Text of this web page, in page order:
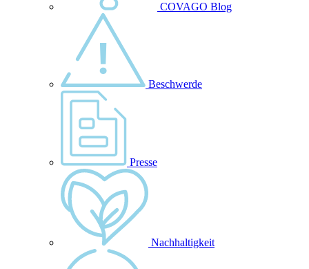
COVAGO Blog
Beschwerde
Presse
Nachhaltigkeit